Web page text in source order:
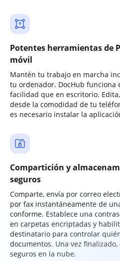
Potentes herramientas de
móvil
Mantén tu trabajo en marcha
tu ordenador. DocHub funciona
facilidad que en escritorio.
desde la comodidad de tu
es necesario instalar la
Compartición y
seguros
Comparte, envía por correo
por fax instantáneamente de
conforme. Establece una
en carpetas encriptadas y
destinatario para controlar
documentos. Una vez
seguros en la nube.